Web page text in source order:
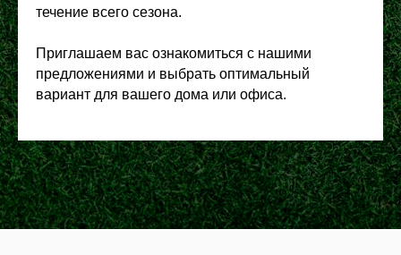
течение всего сезона.
Приглашаем вас ознакомиться с нашими
предложениями и выбрать оптимальный
вариант для вашего дома или офиса.